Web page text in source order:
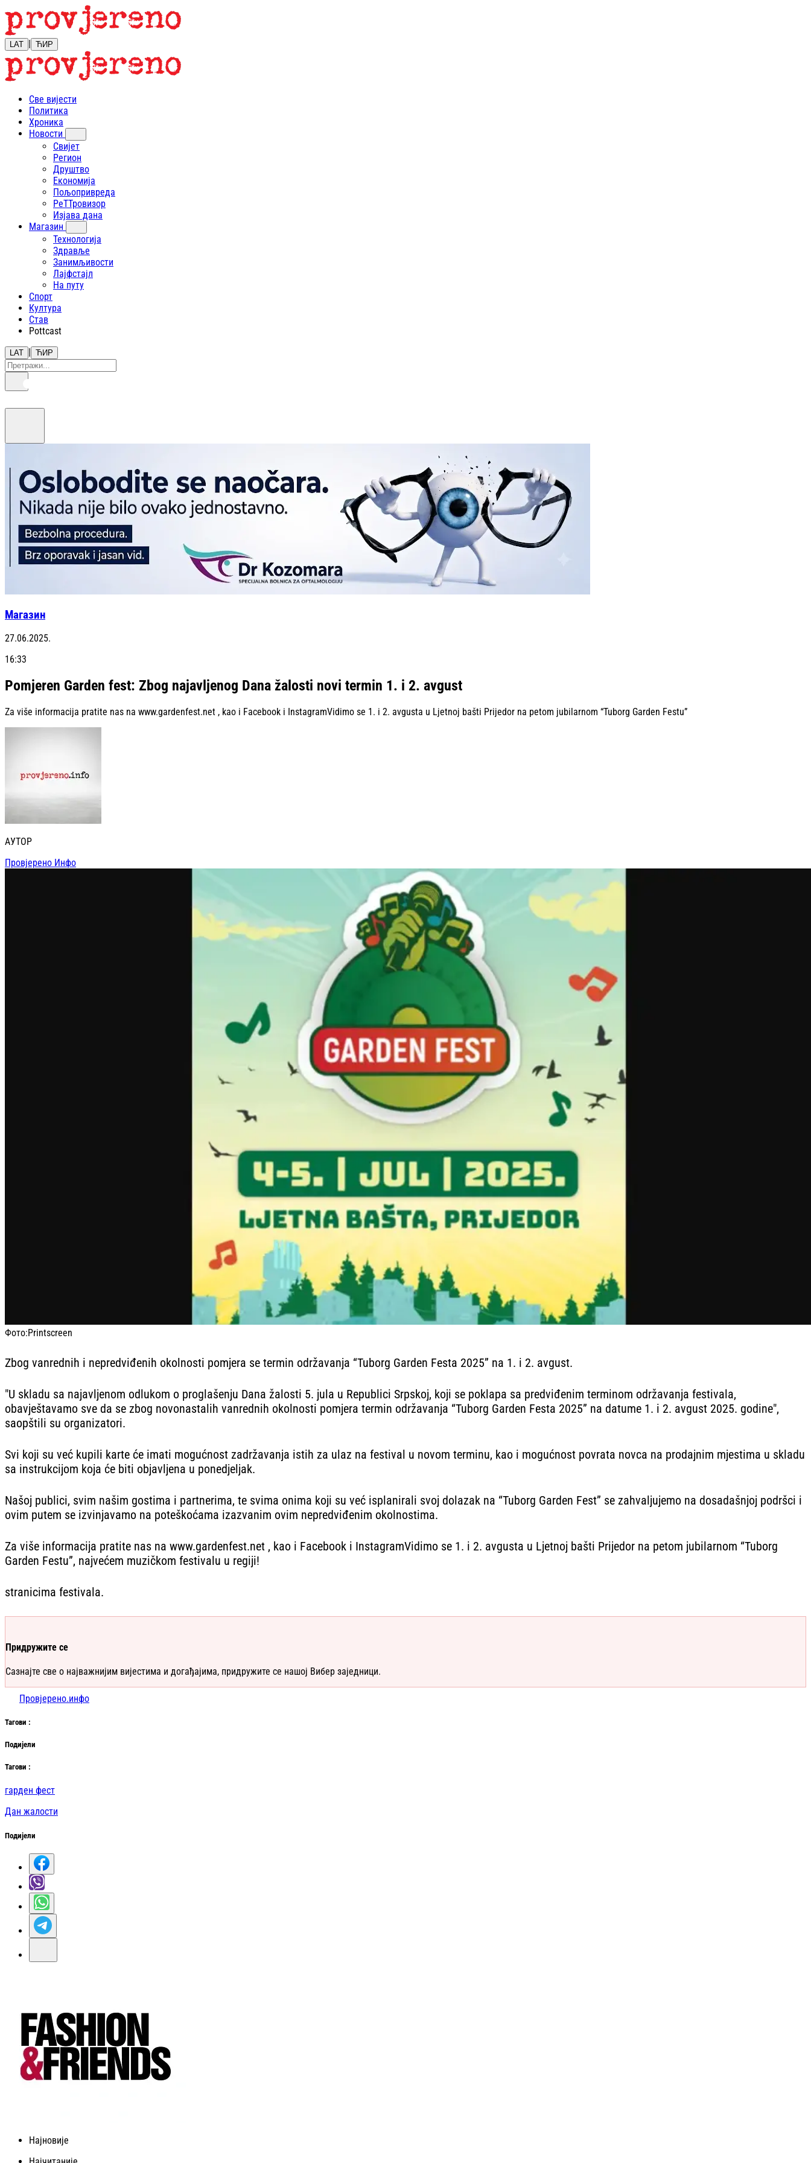
LAT | ЋИР
Све вијести
Политика
Хроника
Новости
Свијет
Регион
Друштво
Економија
Пољопривреда
РеТТровизор
Изјава дана
Магазин
Технологија
Здравље
Занимљивости
Лајфстajл
На путу
Спорт
Култура
Став
Pottcast
LAT | ЋИР
Магазин
27.06.2025.
16:33
Pomjeren Garden fest: Zbog najavljenog Dana žalosti novi termin 1. i 2. avgust
Za više informacija pratite nas na www.gardenfest.net , kao i Facebook i InstagramVidimo se 1. i 2. avgusta u Ljetnoj bašti Prijedor na petom jubilarnom “Tuborg Garden Festu”
АУТОР
Провјерено Инфо
Фото:Printscreen
Zbog vanrednih i nepredviđenih okolnosti pomjera se termin održavanja “Tuborg Garden Festa 2025” na 1. i 2. avgust.
"U skladu sa najavljenom odlukom o proglašenju Dana žalosti 5. jula u Republici Srpskoj, koji se poklapa sa predviđenim terminom održavanja festivala,
obavještavamo sve da se zbog novonastalih vanrednih okolnosti pomjera termin održavanja “Tuborg Garden Festa 2025” na datume 1. i 2. avgust 2025. godine",
saopštili su organizatori.
Svi koji su već kupili karte će imati mogućnost zadržavanja istih za ulaz na festival u novom terminu, kao i mogućnost povrata novca na prodajnim mjestima u skladu
sa instrukcijom koja će biti objavljena u ponedjeljak.
Našoj publici, svim našim gostima i partnerima, te svima onima koji su već isplanirali svoj dolazak na “Tuborg Garden Fest” se zahvaljujemo na dosadašnjoj podršci i
ovim putem se izvinjavamo na poteškoćama izazvanim ovim nepredviđenim okolnostima.
Za više informacija pratite nas na www.gardenfest.net , kao i Facebook i InstagramVidimo se 1. i 2. avgusta u Ljetnoj bašti Prijedor na petom jubilarnom “Tuborg
Garden Festu”, najvećem muzičkom festivalu u regiji!
stranicima festivala.
Придружите се
Сазнајте све о најважнијим вијестима и догађајима, придружите се нашој Вибер заједници.
Провјерено.инфо
Тагови :
Подијели
Тагови :
гарден фест
Дан жалости
Подијели
Најновије